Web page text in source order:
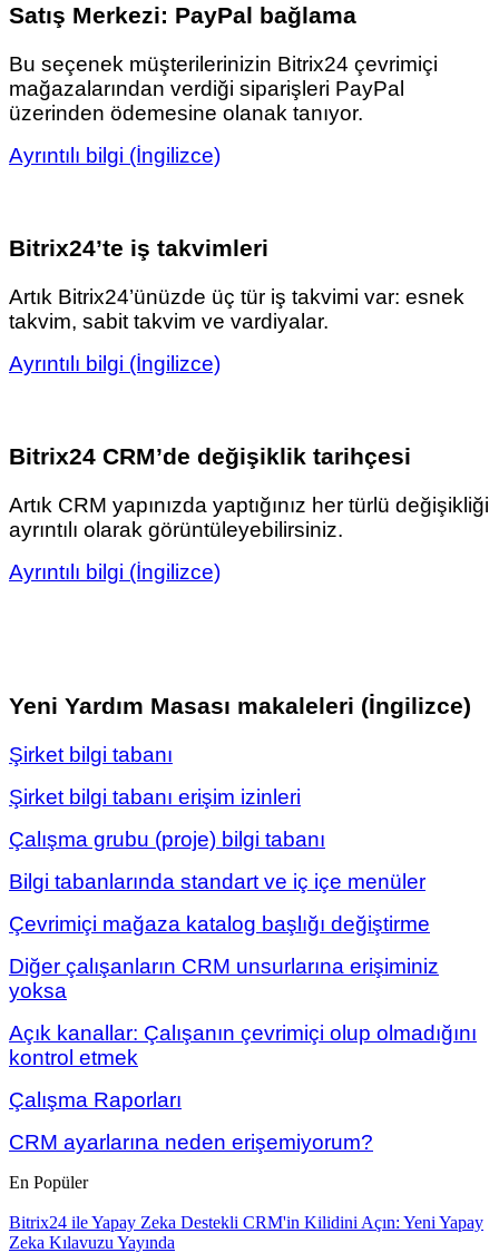
Satış Merkezi: PayPal bağlama
Bu seçenek müşterilerinizin Bitrix24 çevrimiçi
mağazalarından verdiği siparişleri PayPal
üzerinden ödemesine olanak tanıyor.
Ayrıntılı bilgi (İngilizce)
Bitrix24’te iş takvimleri
Artık Bitrix24’ünüzde üç tür iş takvimi var: esnek
takvim, sabit takvim ve vardiyalar.
Ayrıntılı bilgi (İngilizce)
Bitrix24 CRM’de değişiklik tarihçesi
Artık CRM yapınızda yaptığınız her türlü değişikliği
ayrıntılı olarak görüntüleyebilirsiniz.
Ayrıntılı bilgi (İngilizce)
Yeni Yardım Masası makaleleri (İngilizce)
Şirket bilgi tabanı
Şirket bilgi tabanı erişim izinleri
Çalışma grubu (proje) bilgi tabanı
Bilgi tabanlarında standart ve iç içe menüler
Çevrimiçi mağaza katalog başlığı değiştirme
Diğer çalışanların CRM unsurlarına erişiminiz
yoksa
Açık kanallar: Çalışanın çevrimiçi olup olmadığını
kontrol etmek
Çalışma Raporları
CRM ayarlarına neden erişemiyorum?
En Popüler
Bitrix24 ile Yapay Zeka Destekli CRM'in Kilidini Açın: Yeni Yapay
Zeka Kılavuzu Yayında